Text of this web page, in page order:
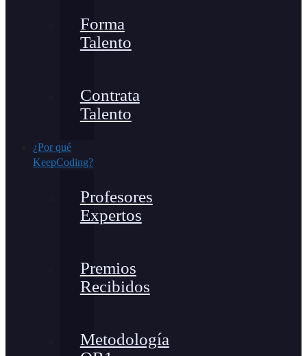
Forma
Talento
Contrata
Talento
¿Por qué
KeepCoding?
Profesores
Expertos
Premios
Recibidos
Metodología